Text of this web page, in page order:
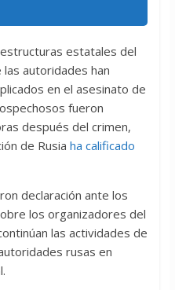
estatales del
autoridades han
en el asesinato de
fueron
después del crimen,
de Rusia ha calificado
declaración ante los
los organizadores del
las actividades de
rusas en